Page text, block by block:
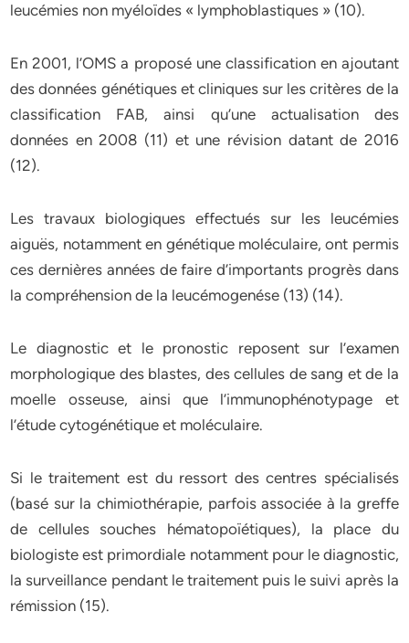
leucémies non myéloïdes « lymphoblastiques » (10).
En 2001, l’OMS a proposé une classification en ajoutant
des données génétiques et cliniques sur les critères de la
classification FAB, ainsi qu’une actualisation des
données en 2008 (11) et une révision datant de 2016
(12).
Les travaux biologiques effectués sur les leucémies
aiguës, notamment en génétique moléculaire, ont permis
ces dernières années de faire d’importants progrès dans
la compréhension de la leucémogenése (13) (14).
Le diagnostic et le pronostic reposent sur l’examen
morphologique des blastes, des cellules de sang et de la
moelle osseuse, ainsi que l’immunophénotypage et
l’étude cytogénétique et moléculaire.
Si le traitement est du ressort des centres spécialisés
(basé sur la chimiothérapie, parfois associée à la greffe
de cellules souches hématopoïétiques), la place du
biologiste est primordiale notamment pour le diagnostic,
la surveillance pendant le traitement puis le suivi après la
rémission (15).